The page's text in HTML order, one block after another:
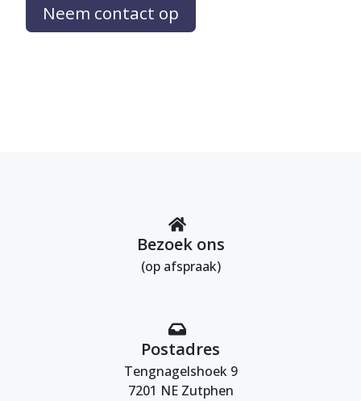
Neem contact op
Bezoek ons
(op afspraak)
Postadres
Tengnagelshoek 9
7201 NE Zutphen